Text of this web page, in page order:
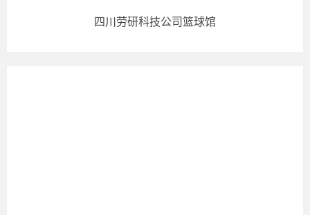
四川劳研科技公司篮球馆